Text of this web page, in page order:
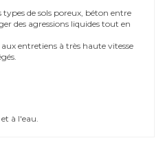
de sols poreux, béton entre
des agressions liquides tout en
entretiens à très haute vitesse
à l'eau.